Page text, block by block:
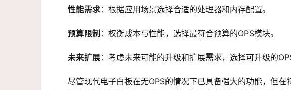
性能需求：根据应用场景选择合适的处理器和内存配置。
预算限制 ：权衡成本与性能，选择最符合预算的OPS模块。
未来扩展：考虑未来可能的升级和扩展需求，选择可升级的
尽管现代电子白板在无OPS的情况下已具备强大的功能，但